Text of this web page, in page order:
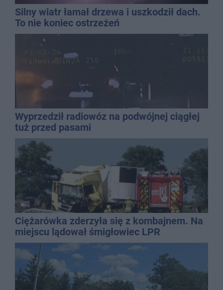
Silny wiatr łamał drzewa i uszkodził dach.
To nie koniec ostrzeżeń
Wyprzedził radiowóz na podwójnej ciągłej
tuż przed pasami
Ciężarówka zderzyła się z kombajnem. Na
miejscu lądował śmigłowiec LPR